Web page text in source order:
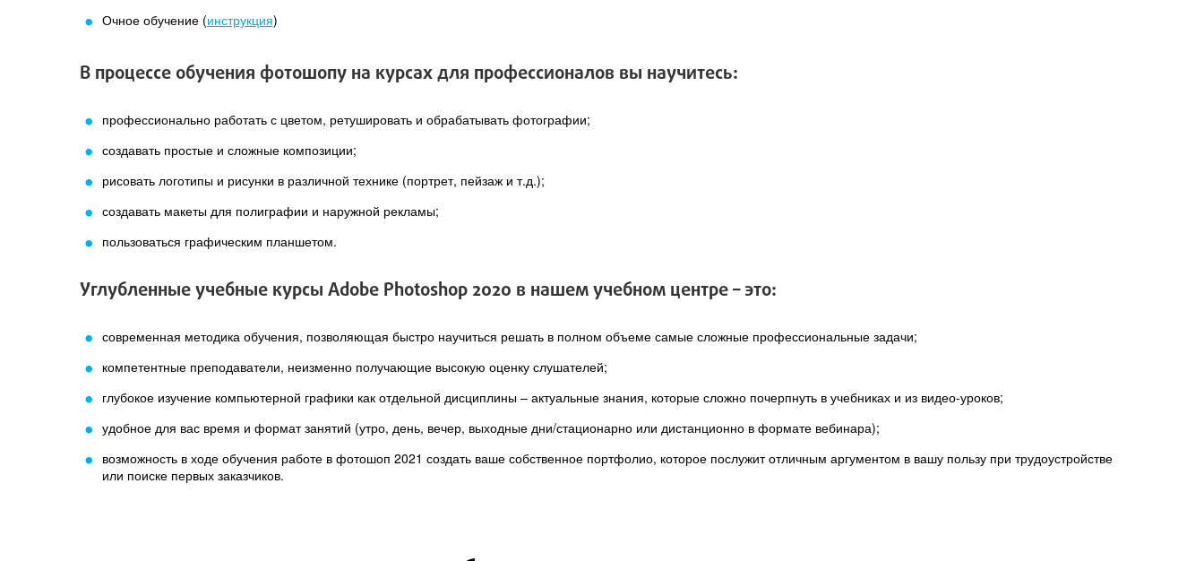
Очное обучение (инструкция)
В процессе обучения фотошопу на курсах для профессионалов вы научитесь:
профессионально работать с цветом, ретушировать и обрабатывать фотографии;
создавать простые и сложные композиции;
рисовать логотипы и рисунки в различной технике (портрет, пейзаж и т.д.);
создавать макеты для полиграфии и наружной рекламы;
пользоваться графическим планшетом.
Углубленные учебные курсы Adobe Photoshop 2020 в нашем учебном центре – это:
современная методика обучения, позволяющая быстро научиться решать в полном объеме самые сложные профессиональные задачи;
компетентные преподаватели, неизменно получающие высокую оценку слушателей;
глубокое изучение компьютерной графики как отдельной дисциплины – актуальные знания, которые сложно почерпнуть в учебниках и из видео-уроков;
удобное для вас время и формат занятий (утро, день, вечер, выходные дни/стационарно или дистанционно в формате вебинара);
возможность в ходе обучения работе в фотошоп 2021 создать ваше собственное портфолио, которое послужит отличным аргументом в вашу пользу при трудоустройстве
или поиске первых заказчиков.